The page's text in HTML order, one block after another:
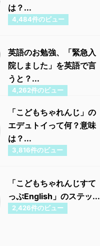
は？...
4,484件のビュー
英語のお勉強、「緊急入
院しました」を英語で言
うと？...
4,262件のビュー
「こどもちゃれんじ」の
エデュトイって何？意味
は？...
3,816件のビュー
「こどもちゃれんじすて
っぷEnglish」のステッ...
2,426件のビュー